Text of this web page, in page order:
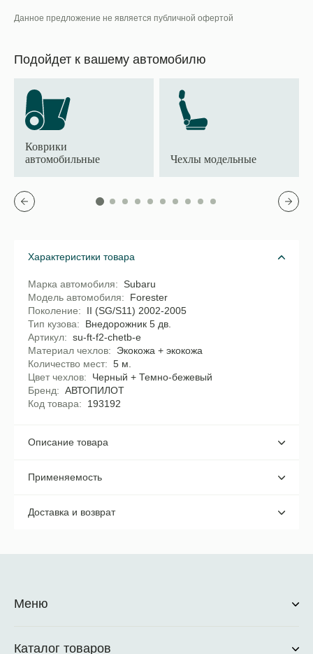
Данное предложение не является публичной офертой
Подойдет к вашему автомобилю
Коврики
автомобильные
Чехлы модельные
Характеристики товара
Марка автомобиля
Subaru
Модель автомобиля
Forester
Поколение
II (SG/S11) 2002-2005
Тип кузова
Внедорожник 5 дв.
Артикул
su-ft-f2-chetb-e
Материал чехлов
Экокожа + экокожа
Количество мест
5 м.
Цвет чехлов
Черный + Темно-бежевый
Бренд
АВТОПИЛОТ
Код товара
193192
Описание товара
Применяемость
Доставка и возврат
Меню
Каталог товаров